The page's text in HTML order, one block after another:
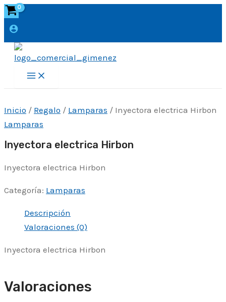
Ir
al
Main
Menu
Inicio / Regalo / Lamparas / Inyectora electrica Hirbon
Lamparas
Inyectora electrica Hirbon
Inyectora electrica Hirbon
Categoría: Lamparas
Descripción
Valoraciones (0)
Inyectora electrica Hirbon
Valoraciones